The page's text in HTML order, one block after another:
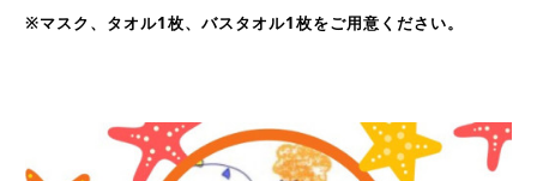
※マスク、タオル1枚、バスタオル1枚をご用意ください。